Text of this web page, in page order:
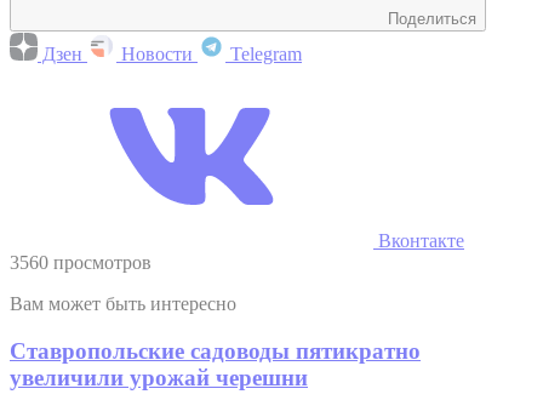
Поделиться
Дзен Новости Telegram
Вконтакте
3560 просмотров
Вам может быть интересно
Ставропольские садоводы пятикратно
увеличили урожай черешни